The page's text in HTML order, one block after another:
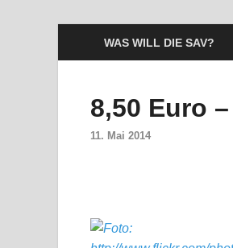
WAS WILL DIE SAV?
8,50 Euro
11. Mai 2014